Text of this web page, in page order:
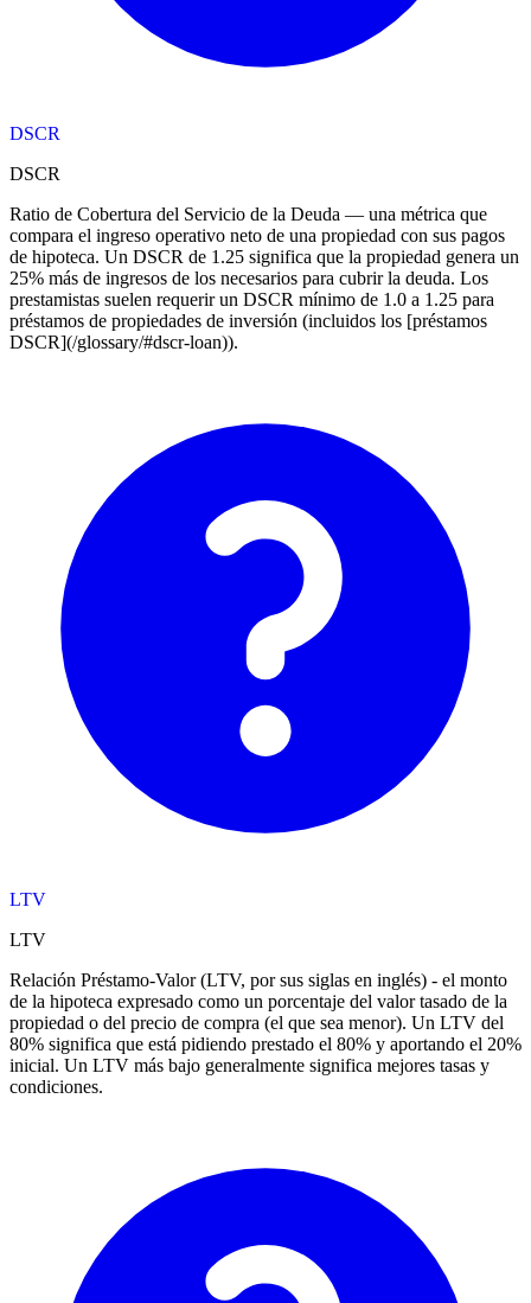
DSCR
DSCR
Ratio de Cobertura del Servicio de la Deuda — una métrica que
compara el ingreso operativo neto de una propiedad con sus pagos
de hipoteca. Un DSCR de 1.25 significa que la propiedad genera un
25% más de ingresos de los necesarios para cubrir la deuda. Los
prestamistas suelen requerir un DSCR mínimo de 1.0 a 1.25 para
préstamos de propiedades de inversión (incluidos los [préstamos
DSCR](/glossary/#dscr-loan)).
LTV
LTV
Relación Préstamo-Valor (LTV, por sus siglas en inglés) - el monto
de la hipoteca expresado como un porcentaje del valor tasado de la
propiedad o del precio de compra (el que sea menor). Un LTV del
80% significa que está pidiendo prestado el 80% y aportando el 20%
inicial. Un LTV más bajo generalmente significa mejores tasas y
condiciones.